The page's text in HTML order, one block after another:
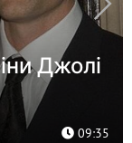
10:55